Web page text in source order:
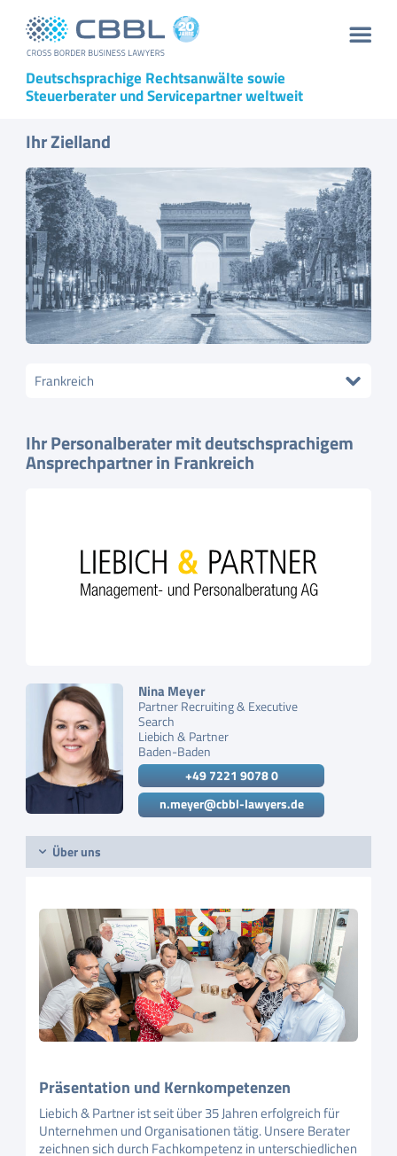
Deutschsprachige Rechtsanwälte sowie
Steuerberater und Servicepartner weltweit
Ihr Zielland
Ihr Personalberater mit deutschsprachigem
Ansprechpartner in Frankreich
Nina Meyer
Partner Recruiting & Executive
Search
Liebich & Partner
Baden-Baden
+49 7221 9078 0
n.meyer@cbbl-lawyers.de
Über uns
Präsentation und Kernkompetenzen
Liebich & Partner ist seit über 35 Jahren erfolgreich für
Unternehmen und Organisationen tätig. Unsere Berater
zeichnen sich durch Fachkompetenz in unterschiedlichen